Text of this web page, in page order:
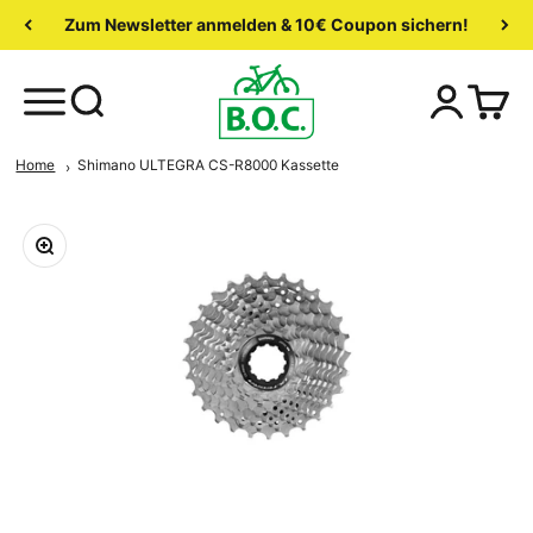
Zum Newsletter anmelden & 10€ Coupon sichern!
Home Shimano ULTEGRA CS-R8000 Kassette